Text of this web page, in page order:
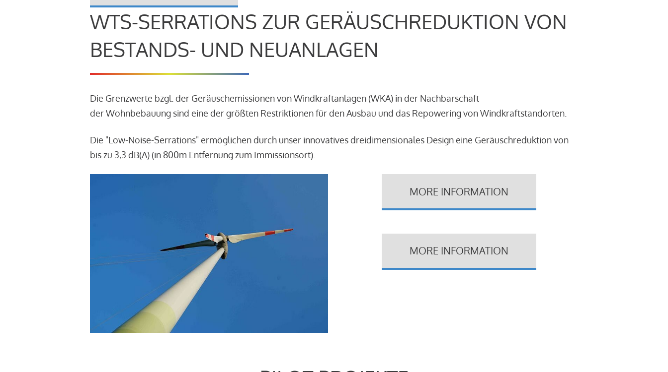
WTS-SERRATIONS ZUR GERÄUSCHREDUKTION VON
BESTANDS- UND NEUANLAGEN
Die Grenzwerte bzgl. der Geräuschemissionen von Windkraftanlagen (WKA) in der Nachbarschaft
der Wohnbebauung sind eine der größten Restriktionen für den Ausbau und das Repowering von Windkraftstandorten.
Die "Low-Noise-Serrations" ermöglichen durch unser innovatives dreidimensionales Design eine Geräuschreduktion von
bis zu 3,3 dB(A) (in 800m Entfernung zum Immissionsort).
MORE INFORMATION
MORE INFORMATION